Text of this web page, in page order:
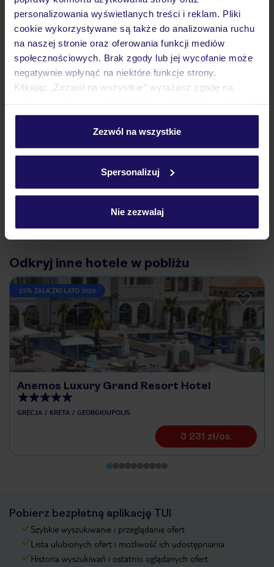
personalizowania wyświetlanych treści i reklam. Pliki
cookie wykorzystywane są także do analizowania ruchu
na naszej stronie oraz oferowania funkcji mediów
społecznościowych. Brak zgody lub jej wycofanie może
negatywnie wpłynąć na niektóre funkcje strony.
Klikając „Zezwól na wszystkie” wyrażasz zgodę na
personalizować swój wybór wchodząc w zakładkę
Szczegółowe informacje o plikach cookie znajdziesz
Zezwól na wszystkie
Spersonalizuj
Nie zezwalaj
Atrakcje
Ważne informacje
Często zadawane pytania
Jak zmienić uczestników/osobę zgłaszającą?
Czy w Hotelu będzie przedstawiciel TUI?
Na jakiej podstawie i gdzie otrzymam karty
pokładowe/bilety lotnicze?
Odkryj inne hotele w pobliżu
25% ZALICZKI LATO 2026
Anemos Luxury Grand Resort Hotel
GRECJA KRETA GEORGIOUPOLIS
3 231 zł/os.
Pobierz bezpłatną aplikację TUI
Szybkie wyszukiwanie i przeglądanie ofert
Lista ulubionych ofert i możliwość ich udostępniania
Historia wyszukiwań i ostatnio oglądanych ofert